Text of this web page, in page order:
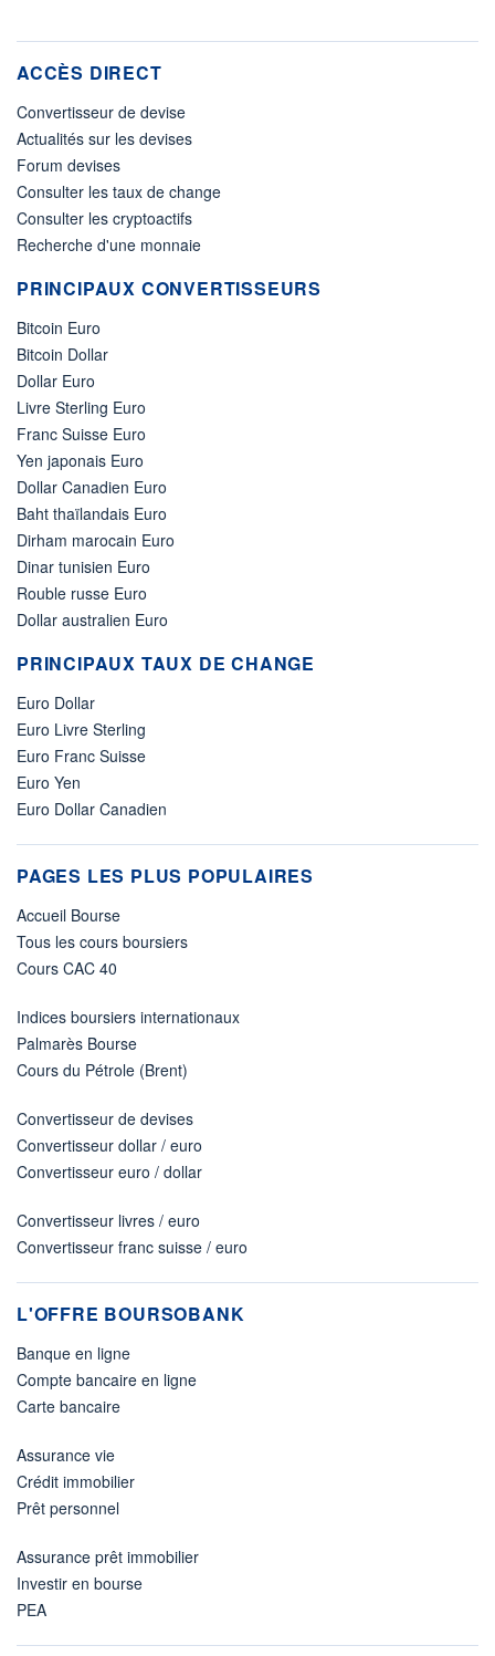
ACCÈS DIRECT
Convertisseur de devise
Actualités sur les devises
Forum devises
Consulter les taux de change
Consulter les cryptoactifs
Recherche d'une monnaie
PRINCIPAUX CONVERTISSEURS
Bitcoin Euro
Bitcoin Dollar
Dollar Euro
Livre Sterling Euro
Franc Suisse Euro
Yen japonais Euro
Dollar Canadien Euro
Baht thaïlandais Euro
Dirham marocain Euro
Dinar tunisien Euro
Rouble russe Euro
Dollar australien Euro
PRINCIPAUX TAUX DE CHANGE
Euro Dollar
Euro Livre Sterling
Euro Franc Suisse
Euro Yen
Euro Dollar Canadien
PAGES LES PLUS POPULAIRES
Accueil Bourse
Tous les cours boursiers
Cours CAC 40
Indices boursiers internationaux
Palmarès Bourse
Cours du Pétrole (Brent)
Convertisseur de devises
Convertisseur dollar / euro
Convertisseur euro / dollar
Convertisseur livres / euro
Convertisseur franc suisse / euro
L'OFFRE BOURSOBANK
Banque en ligne
Compte bancaire en ligne
Carte bancaire
Assurance vie
Crédit immobilier
Prêt personnel
Assurance prêt immobilier
Investir en bourse
PEA